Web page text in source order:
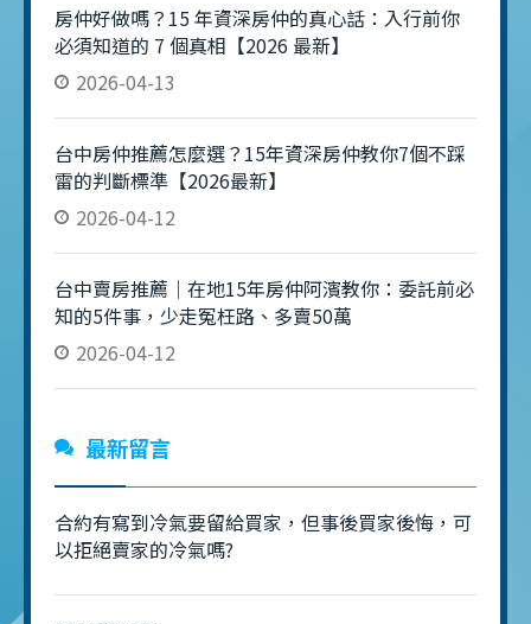
房仲好做嗎？15 年資深房仲的真心話：入行前你
必須知道的 7 個真相【2026 最新】
2026-04-13
台中房仲推薦怎麼選？15年資深房仲教你7個不踩
雷的判斷標準【2026最新】
2026-04-12
台中賣房推薦｜在地15年房仲阿濱教你：委託前必
知的5件事，少走冤枉路、多賣50萬
2026-04-12
最新留言
合約有寫到冷氣要留給買家，但事後買家後悔，可
以拒絕賣家的冷氣嗎?